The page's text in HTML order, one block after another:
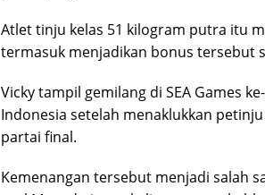
Atlet tinju kelas 51 kilogram putra itu
termasuk menjadikan bonus tersebut
Vicky tampil gemilang di SEA Games
Indonesia setelah menaklukkan
partai final.
Kemenangan tersebut menjadi salah